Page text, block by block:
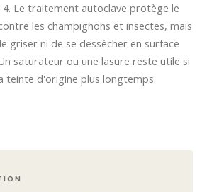
4. Le traitement autoclave protège le
les champignons et insectes, mais
griser ni de se dessécher en surface
saturateur ou une lasure reste utile si
teinte d'origine plus longtemps.